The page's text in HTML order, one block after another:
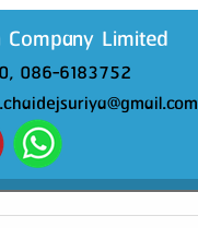
Limited
086-6183752